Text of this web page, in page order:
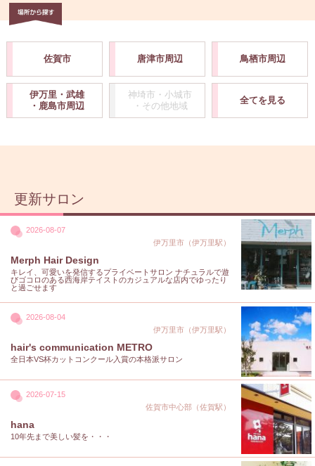
佐賀市 唐津市周辺 鳥栖市周辺
伊万里・武雄
・鹿島市周辺
神埼市・小城市
・その他地域
全てを見る
更新サロン
2026-08-07
伊万里市（伊万里駅）
Merph Hair Design
キレイ、可愛いを発信するプライベートサロン ナチュラルで遊
びゴコロのある西海岸テイストのカジュアルな店内でゆったり
と過ごせます
2026-08-04
伊万里市（伊万里駅）
hair's communication METRO
全日本VS杯カットコンクール入賞の本格派サロン
2026-07-15
佐賀市中心部（佐賀駅）
hana
10年先まで美しい髪を・・・